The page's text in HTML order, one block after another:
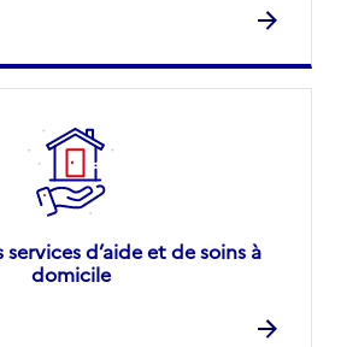
d’aide et de soins à
domicile